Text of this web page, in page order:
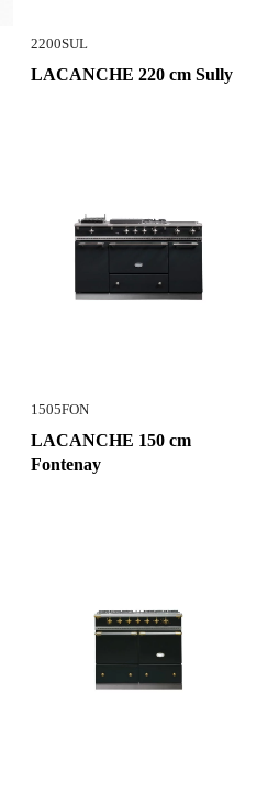
2200SUL
LACANCHE 220 cm Sully
1505FON
LACANCHE 150 cm
Fontenay